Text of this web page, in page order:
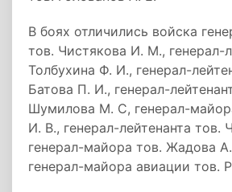
В боях отличились войска
тов. Чистякова И. М., генерал-
Толбухина Ф. И., генерал-
Батова П. И., генерал-
Шумилова М. С, генерал-
И. В., генерал-лейтенанта тов.
генерал-майора тов. Жадова
генерал-майора авиации тов.